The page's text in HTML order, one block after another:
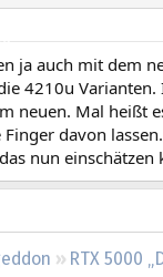
RTX 5000
ja auch mit dem
4210u
neuen. Mal heißt
davon
nun einschätzen